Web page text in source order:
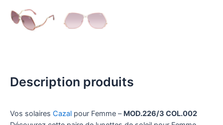
Description produits
Vos solaires Cazal pour Femme – MOD.226/3 COL.002